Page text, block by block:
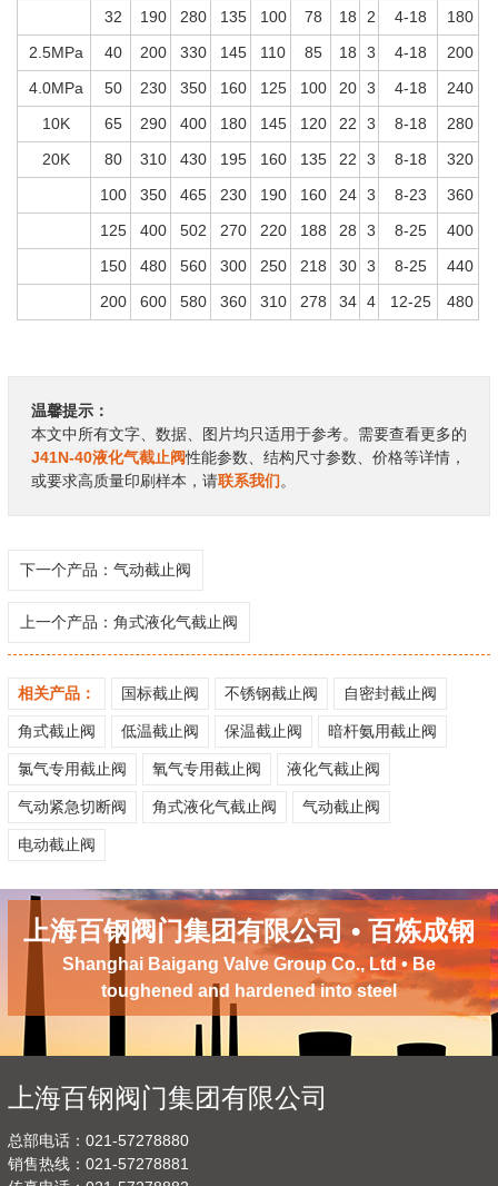
32
190 280 135 100 78 18 2 4-18
180
2.5MPa
40 200 330 145 110 85 18 3 4-18
200
4.0MPa
50 230 350 160 125 100 20 3 4-18
240
10K
65 290 400 180 145 120 22 3 8-18
280
20K
80 310 430 195 160 135 22 3 8-18
320
100
350 465 230 190 160 24 3 8-23
360
125
400 502 270 220 188 28 3 8-25
400
150
480 560 300 250 218 30 3 8-25
440
200
600 580 360 310 278 34 4 12-25 480
温馨提示：
本文中所有文字、数据、图片均只适用于参考。需要查看更多的
J41N-40液化气截止阀性能参数、结构尺寸参数、价格等详情，
或要求高质量印刷样本，请联系我们。
下一个产品： 气动截止阀
上一个产品： 角式液化气截止阀
相关产品： 国标截止阀 不锈钢截止阀 自密封截止阀
角式截止阀 低温截止阀 保温截止阀 暗杆氨用截止阀
氯气专用截止阀 氧气专用截止阀 液化气截止阀
气动紧急切断阀 角式液化气截止阀 气动截止阀
电动截止阀
上海百钢阀门集团有限公司 • 百炼成钢
Shanghai Baigang Valve Group Co., Ltd • Be
toughened and hardened into steel
上海百钢阀门集团有限公司
总部电话：021-57278880
销售热线：021-57278881